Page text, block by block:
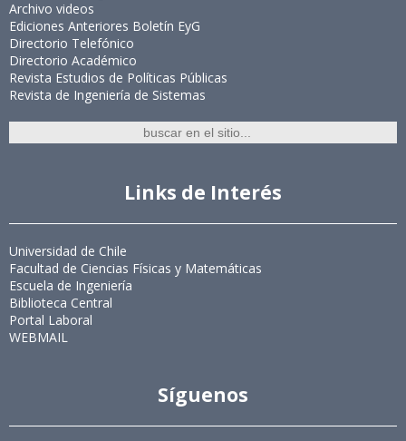
Archivo videos
Ediciones Anteriores Boletín EyG
Directorio Telefónico
Directorio Académico
Revista Estudios de Políticas Públicas
Revista de Ingeniería de Sistemas
Links de Interés
Universidad de Chile
Facultad de Ciencias Físicas y Matemáticas
Escuela de Ingeniería
Biblioteca Central
Portal Laboral
WEBMAIL
Síguenos